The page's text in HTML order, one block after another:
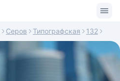
Серов Типографская 132